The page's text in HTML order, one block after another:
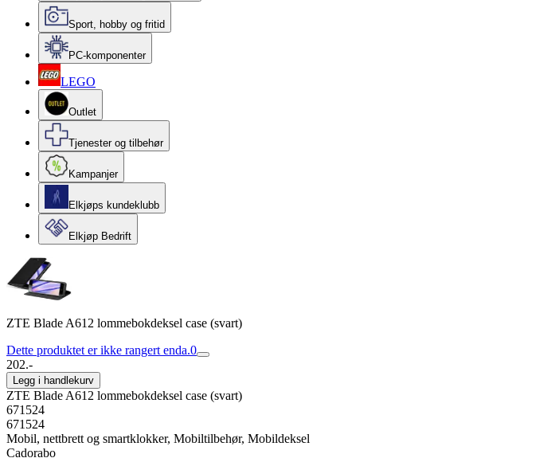
Sport, hobby og fritid
PC-komponenter
LEGO
Outlet
Tjenester og tilbehør
Kampanjer
Elkjøps kundeklubb
Elkjøp Bedrift
ZTE Blade A612 lommebokdeksel case (svart)
Dette produktet er ikke rangert enda.0
202.-
Legg i handlekurv
ZTE Blade A612 lommebokdeksel case (svart)
671524
671524
Mobil, nettbrett og smartklokker, Mobiltilbehør, Mobildeksel
Cadorabo